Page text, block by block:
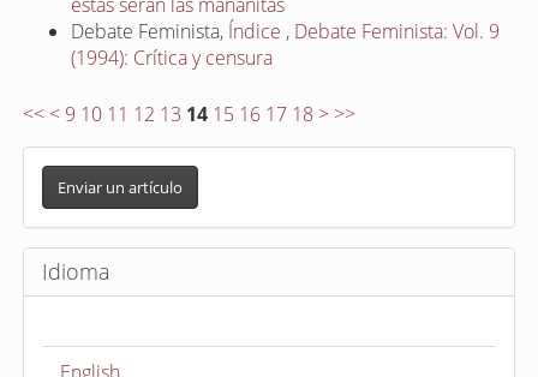
Debate Feminista, Índice , Debate Feminista: Vol. 9
(1994): Crítica y censura
<< < 9 10 11 12 13 14 15 16 17 18 > >>
E
v
i
a
Enviar un artículo
Idioma